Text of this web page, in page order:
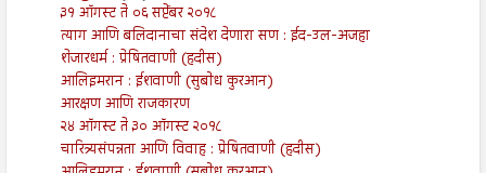
३१ ऑगस्ट ते ०६ सप्टेंबर २०१८
त्याग आणि बलिदानाचा संदेश देणारा सण : ईद-उल-अजहा
शेजारधर्म : प्रेषितवाणी (हदीस)
आलिइमरान : ईशवाणी (सुबोध कुरआन)
आरक्षण आणि राजकारण
२४ ऑगस्ट ते ३० ऑगस्ट २०१८
चारित्र्यसंपन्नता आणि विवाह : प्रेषितवाणी (हदीस)